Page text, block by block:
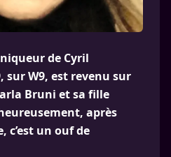
de Cyril
sur W9, est revenu sur
Bruni et sa fille
après
c’est un ouf de